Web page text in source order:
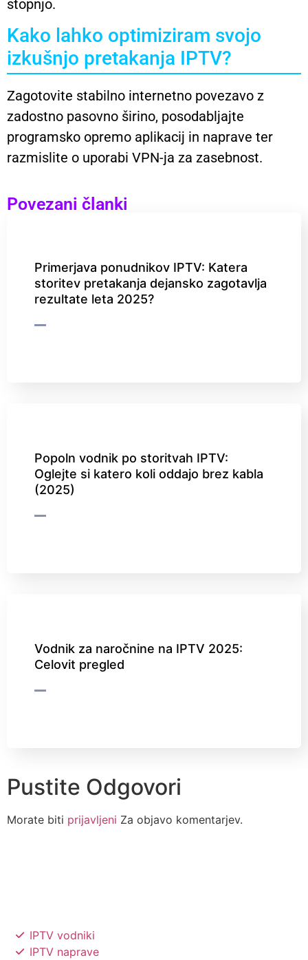
stopnjo.
Kako lahko optimiziram svojo
izkušnjo pretakanja IPTV?
Zagotovite stabilno internetno povezavo z
zadostno pasovno širino, posodabljajte
programsko opremo aplikacij in naprave ter
razmislite o uporabi VPN-ja za zasebnost.
Povezani članki
Primerjava ponudnikov IPTV: Katera
storitev pretakanja dejansko zagotavlja
rezultate leta 2025?
Popoln vodnik po storitvah IPTV:
Oglejte si katero koli oddajo brez kabla
(2025)
Vodnik za naročnine na IPTV 2025:
Celovit pregled
Pustite Odgovori
Morate biti prijavljeni Za objavo komentarjev.
IPTV vodniki
IPTV naprave